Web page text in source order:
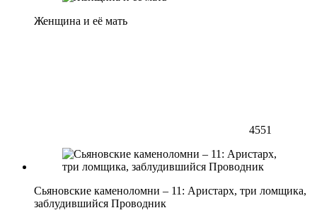
Женщина и её мать
4551
Сьяновские каменоломни – 11: Аристарх, три ломщика,
заблудившийся Проводник